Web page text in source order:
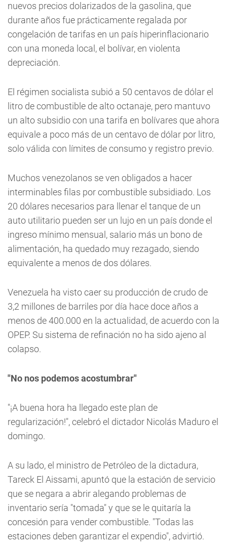
nuevos precios dolarizados de la gasolina, que
durante años fue prácticamente regalada por
congelación de tarifas en un país hiperinflacionario
con una moneda local, el bolívar, en violenta
depreciación.
El régimen socialista subió a 50 centavos de dólar el
litro de combustible de alto octanaje, pero mantuvo
un alto subsidio con una tarifa en bolívares que ahora
equivale a poco más de un centavo de dólar por litro,
solo válida con límites de consumo y registro previo.
Muchos venezolanos se ven obligados a hacer
interminables filas por combustible subsidiado. Los
20 dólares necesarios para llenar el tanque de un
auto utilitario pueden ser un lujo en un país donde el
ingreso mínimo mensual, salario más un bono de
alimentación, ha quedado muy rezagado, siendo
equivalente a menos de dos dólares.
Venezuela ha visto caer su producción de crudo de
3,2 millones de barriles por día hace doce años a
menos de 400.000 en la actualidad, de acuerdo con la
OPEP. Su sistema de refinación no ha sido ajeno al
colapso.
"No nos podemos acostumbrar"
"¡A buena hora ha llegado este plan de
regularización!", celebró el dictador Nicolás Maduro el
domingo.
A su lado, el ministro de Petróleo de la dictadura,
Tareck El Aissami, apuntó que la estación de servicio
que se negara a abrir alegando problemas de
inventario sería "tomada" y que se le quitaría la
concesión para vender combustible. "Todas las
estaciones deben garantizar el expendio", advirtió.